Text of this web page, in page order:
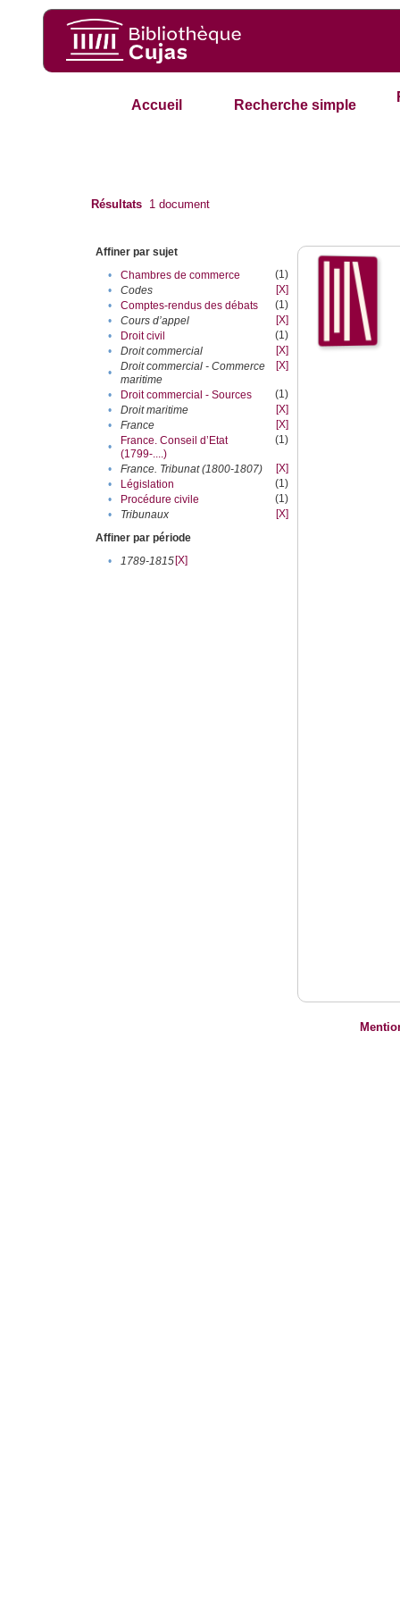
Accueil Recherche simple
Résultats 1 document
Affiner par sujet
•
Chambres de commerce
(1)
•
Codes
[X]
•
Comptes-rendus des débats
(1)
•
Cours d’appel
[X]
•
Droit civil
(1)
•
Droit commercial
[X]
•
Droit commercial - Commerce
maritime
[X]
• Droit commercial - Sources
(1)
•
Droit maritime
[X]
•
France
[X]
•
France. Conseil d’Etat
(1799-....)
(1)
• France. Tribunat (1800-1807)
[X]
•
Législation
(1)
•
Procédure civile
(1)
•
Tribunaux
[X]
Affiner par période
•
1789-1815[X]